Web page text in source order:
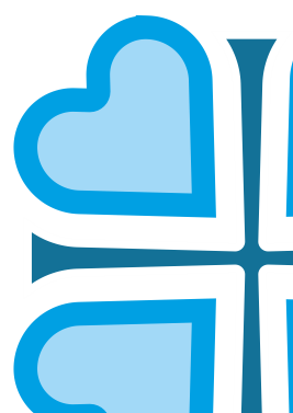
АЛАТЫРСКАЯ И
ГЛАВНАЯ МИТРОПОЛИИ
Епархией управляет епископ
Алатарский Феодосий.
ОСНОВНЫЕ
РАБОТЫ